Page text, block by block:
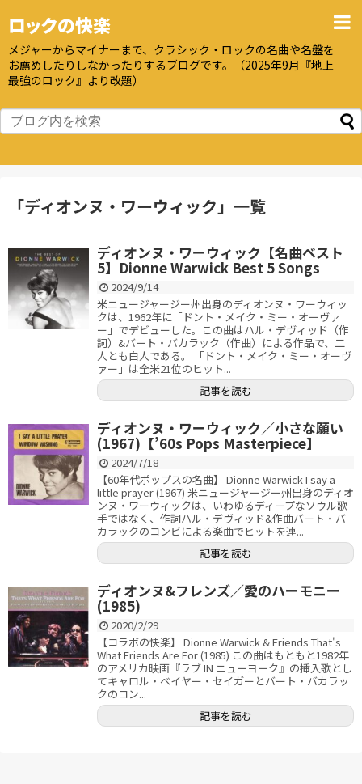
ロックの快楽
メジャーからマイナーまで、クラシック・ロックの名曲や名盤を
お薦めしたりしなかったりするブログです。（2025年9月『地上
最強のロック』より改題）
「ディオンヌ・ワーウィック」 一覧
ディオンヌ・ワーウィック【名曲ベスト
5】Dionne Warwick Best 5 Songs
2024/9/14
米ニュージャージー州出身のディオンヌ・ワーウィッ
クは、1962年に「ドント・メイク・ミー・オーヴァ
ー」でデビューした。この曲はハル・デヴィッド（作
詞）&バート・バカラック（作曲）による作品で、二
人とも白人である。 「ドント・メイク・ミー・オーヴ
ァー」は全米21位のヒット...
記事を読む
ディオンヌ・ワーウィック／小さな願い
(1967)【’60s Pops Masterpiece】
2024/7/18
【60年代ポップスの名曲】 Dionne Warwick I say a
little prayer (1967) 米ニュージャージー州出身のディオ
ンヌ・ワーウィックは、いわゆるディープなソウル歌
手ではなく、作詞ハル・デヴィッド&作曲バート・バ
カラックのコンビによる楽曲でヒットを連...
記事を読む
ディオンヌ&フレンズ／愛のハーモニー
(1985)
2020/2/29
【コラボの快楽】 Dionne Warwick & Friends That's
What Friends Are For (1985) この曲はもともと1982年
のアメリカ映画『ラブ IN ニューヨーク』の挿入歌とし
てキャロル・ベイヤー・セイガーとバート・バカラッ
クのコン...
記事を読む